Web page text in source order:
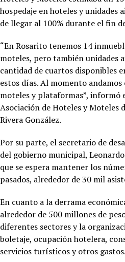
hospedaje en hoteles y unidades
de llegar al 100% durante el fin
“En Rosarito tenemos 14
moteles, pero también unidades
cantidad de cuartos disponibles
estos días. Al momento
moteles y plataformas”, informó
Asociación de Hoteles y Moteles
Rivera González.
Por su parte, el secretario de
del gobierno municipal,
que se espera mantener los
pasados, alrededor de 30 mil
En cuanto a la derrama
alrededor de 500 millones de
diferentes sectores y la
boletaje, ocupación hotelera,
servicios turísticos y otros gastos.